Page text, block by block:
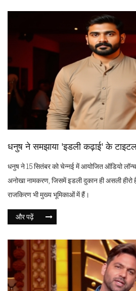
धनुष ने समझाया 'इडली कढ़ाई' के
धनुष ने 15 सितंबर को चेन्नई में आयोजित ऑडियो
अनोखा नामकरण, जिसमें इडली दुकान ही असली हीरो
राजकिरण भी मुख्य भूमिकाओं में हैं।
और पढ़ें